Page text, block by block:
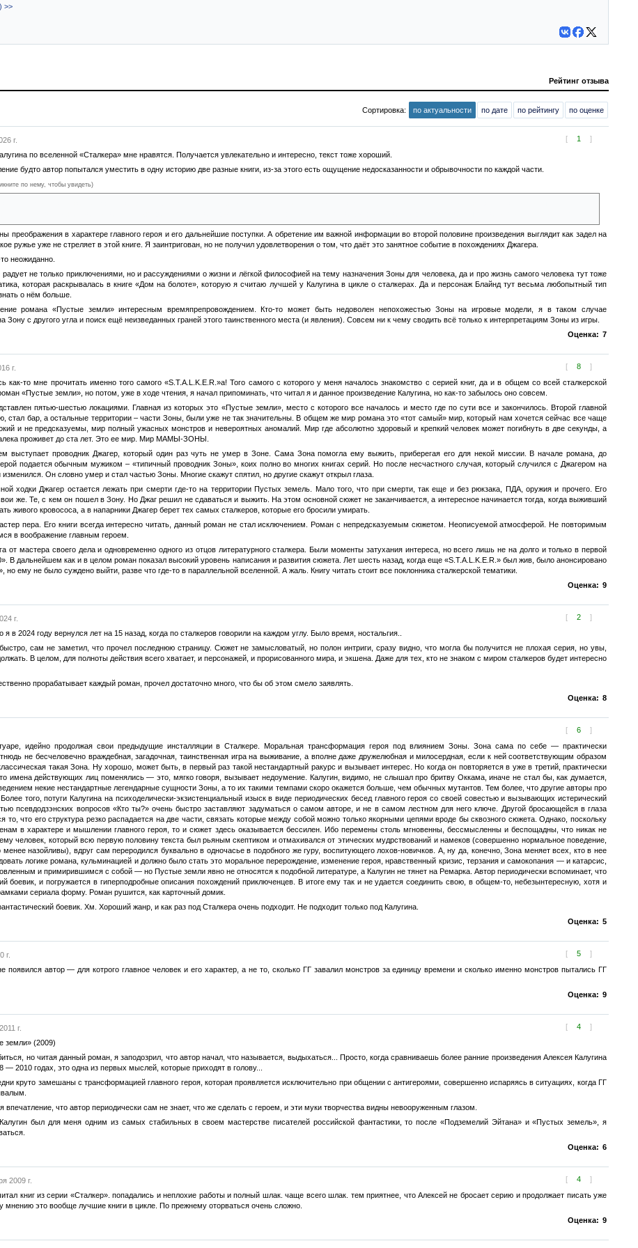
>>
Рейтинг отзыва
Сортировка: по актуальности по дате по рейтингу по оценке
[ 1 ]
г.
по вселенной «Сталкера» мне нравятся. Получается увлекательно и интересно, текст тоже хороший.
будто автор попытался уместить в одну историю две разные книги, из-за этого есть ощущение недосказанности и обрывочности по каждой части.
по нему, чтобы увидеть)
преображения в характере главного героя и его дальнейшие поступки. А обретение им важной информации во второй половине произведения выглядит как задел на
ружье уже не стреляет в этой книге. Я заинтригован, но не получил удовлетворения о том, что даёт это занятное событие в похождениях Джагера.
неожиданно.
не только приключениями, но и рассуждениями о жизни и лёгкой философией на тему назначения Зоны для человека, да и про жизнь самого человека тут тоже
которая раскрывалась в книге «Дом на болоте», которую я считаю лучшей у Калугина в цикле о сталкерах. Да и персонаж Блайнд тут весьма любопытный тип
о нём больше.
романа «Пустые земли» интересным времяпрепровождением. Кто-то может быть недоволен непохожестью Зоны на игровые модели, я в таком случае
Зону с другого угла и поиск ещё неизведанных граней этого таинственного места (и явления). Совсем ни к чему сводить всё только к интерпретациям Зоны из игры.
Оценка: 7
[ 8 ]
г.
как-то мне прочитать именно того самого «S.T.A.L.K.E.R.»а! Того самого с которого у меня началось знакомство с серией книг, да и в общем со всей сталкерской
«Пустые земли», но потом, уже в ходе чтения, я начал припоминать, что читал я и данное произведение Калугина, но как-то забылось оно совсем.
пятью-шестью локациями. Главная из которых это «Пустые земли», место с которого все началось и место где по сути все и закончилось. Второй главной
стал бар, а остальные территории – части Зоны, были уже не так значительны. В общем же мир романа это «тот самый» мир, который нам хочется сейчас все чаще
и не предсказуемы, мир полный ужасных монстров и невероятных аномалий. Мир где абсолютно здоровый и крепкий человек может погибнуть в две секунды, а
проживет до ста лет. Это ее мир. Мир МАМЫ-ЗОНЫ.
выступает проводник Джагер, который один раз чуть не умер в Зоне. Сама Зона помогла ему выжить, приберегая его для некой миссии. В начале романа, до
подается обычным мужиком – «типичный проводник Зоны», коих полно во многих книгах серий. Но после несчастного случая, который случился с Джагером на
Он словно умер и стал частью Зоны. Многие скажут спятил, но другие скажут открыл глаза.
ходки Джагер остается лежать при смерти где-то на территории Пустых земель. Мало того, что при смерти, так еще и без рюкзака, ПДА, оружия и прочего. Его
же. Те, с кем он пошел в Зону. Но Джаг решил не сдаваться и выжить. На этом основной сюжет не заканчивается, а интересное начинается тогда, когда выживший
живого кровососа, а в напарники Джагер берет тех самых сталкеров, которые его бросили умирать.
пера. Его книги всегда интересно читать, данный роман не стал исключением. Роман с непредсказуемым сюжетом. Неописуемой атмосферой. Не повторимым
в воображение главным героем.
от мастера своего дела и одновременно одного из отцов литературного сталкера. Были моменты затухания интереса, но всего лишь не на долго и только в первой
В дальнейшем как и в целом роман показал высокий уровень написания и развития сюжета. Лет шесть назад, когда еще «S.T.A.L.K.E.R.» был жив, было анонсировано
ему не было суждено выйти, разве что где-то в параллельной вселенной. А жаль. Книгу читать стоит все поклонника сталкерской тематики.
Оценка: 9
[ 2 ]
г.
я в 2024 году вернулся лет на 15 назад, когда по сталкеров говорили на каждом углу. Было время, ностальгия..
сам не заметил, что прочел последнюю страницу. Сюжет не замысловатый, но полон интриги, сразу видно, что могла бы получится не плохая серия, но увы,
В целом, для полноты действия всего хватает, и персонажей, и прорисованного мира, и экшена. Даже для тех, кто не знаком с миром сталкеров будет интересно
прорабатывает каждый роман, прочел достаточно много, что бы об этом смело заявлять.
Оценка: 8
[ 6 ]
идейно продолжая свои предыдущие инсталляции в Сталкере. Моральная трансформация героя под влиянием Зоны. Зона сама по себе — практически
не бесчеловечно враждебная, загадочная, таинственная игра на выживание, а вполне даже дружелюбная и милосердная, если к ней соответствующим образом
такая Зона. Ну хорошо, может быть, в первый раз такой нестандартный ракурс и вызывает интерес. Но когда он повторяется в уже в третий, практически
имена действующих лиц поменялись — это, мягко говоря, вызывает недоумение. Калугин, видимо, не слышал про бритву Оккама, иначе не стал бы, как думается,
некие нестандартные легендарные сущности Зоны, а то их такими темпами скоро окажется больше, чем обычных мутантов. Тем более, что другие авторы про
того, потуги Калугина на психоделически-экзистенциальный изыск в виде периодических бесед главного героя со своей совестью и вызывающих истерический
псевдодзэнских вопросов «Кто ты?» очень быстро заставляют задуматься о самом авторе, и не в самом лестном для него ключе. Другой бросающейся в глаза
то, что его структура резко распадается на две части, связать которые между собой можно только якорными цепями вроде бы сквозного сюжета. Однако, поскольку
в характере и мышлении главного героя, то и сюжет здесь оказывается бессилен. Ибо перемены столь мгновенны, бессмысленны и беспощадны, что никак не
человек, который всю первую половину текста был рьяным скептиком и отмахивался от этических мудрствований и намеков (совершенно нормальное поведение,
менее назойливы), вдруг сам переродился буквально в одночасье в подобного же гуру, воспитующего лохов-новичков. А, ну да, конечно, Зона меняет всех, кто в нее
логике романа, кульминацией и должно было стать это моральное перерождение, изменение героя, нравственный кризис, терзания и самокопания — и катарсис,
и примирившимся с собой — но Пустые земли явно не относятся к подобной литературе, а Калугин не тянет на Ремарка. Автор периодически вспоминает, что
боевик, и погружается в гиперподробные описания похождений приключенцев. В итоге ему так и не удается соединить свою, в общем-то, небезынтересную, хотя и
сериала форму. Роман рушится, как карточный домик.
боевик. Хм. Хороший жанр, и как раз под Сталкера очень подходит. Не подходит только под Калугина.
Оценка: 5
[ 5 ]
г.
появился автор — для котрого главное человек и его характер, а не то, сколько ГГ завалил монстров за единицу времени и сколько именно монстров пытались ГГ
Оценка: 9
[ 4 ]
г.
земли» (2009)
но читая данный роман, я заподозрил, что автор начал, что называется, выдыхаться... Просто, когда сравниваешь более ранние произведения Алексея Калугина
2010 годах, это одна из первых мыслей, которые приходят в голову...
круто замешаны с трансформацией главного героя, которая проявляется исключительно при общении с антигероями, совершенно испаряясь в ситуациях, когда ГГ
впечатление, что автор периодически сам не знает, что же сделать с героем, и эти муки творчества видны невооруженным глазом.
был для меня одним из самых стабильных в своем мастерстве писателей российской фантастики, то после «Подземелий Эйтана» и «Пустых земель», я
Оценка: 6
[ 4 ]
2009 г.
книг из серии «Сталкер». попадались и неплохие работы и полный шлак. чаще всего шлак. тем приятнее, что Алексей не бросает серию и продолжает писать уже
мнению это вообще лучшие книги в цикле. По прежнему оторваться очень сложно.
Оценка: 9